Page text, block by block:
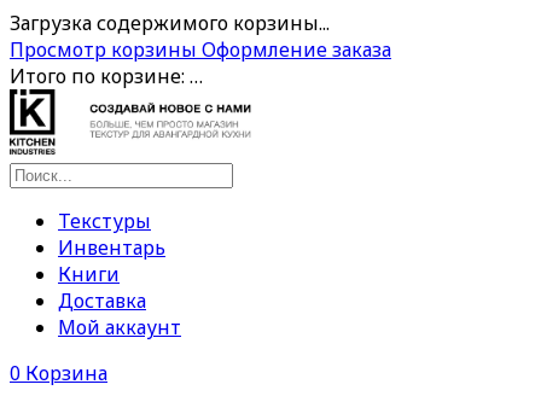
Загрузка содержимого корзины...
Просмотр корзины Оформление заказа
Итого по корзине: …
Текстуры
Инвентарь
Книги
Доставка
Мой аккаунт
0 Корзина